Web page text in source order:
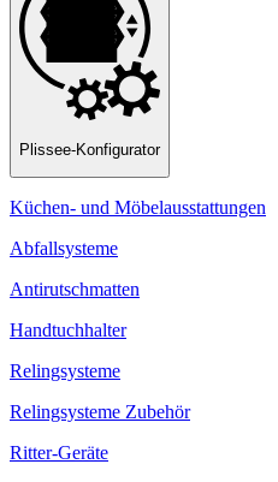
Plissee-Konfigurator
Küchen- und Möbelausstattungen
Abfallsysteme
Antirutschmatten
Handtuchhalter
Relingsysteme
Relingsysteme Zubehör
Ritter-Geräte